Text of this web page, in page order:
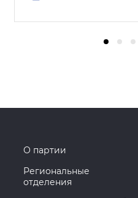
О партии
Региональные
отделения